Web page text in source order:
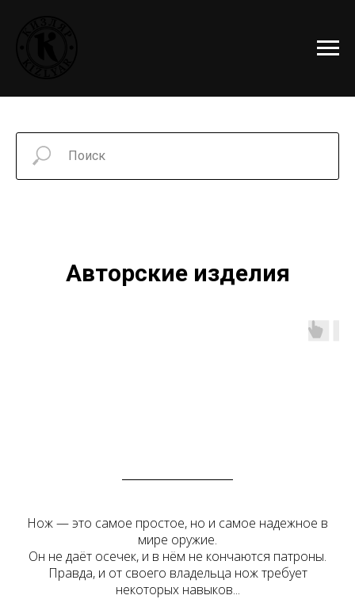
Авторские изделия
Нож — это самое простое, но и самое надежное в
мире оружие.
Он не даёт осечек, и в нём не кончаются патроны.
Правда, и от своего владельца нож требует
некоторых навыков...